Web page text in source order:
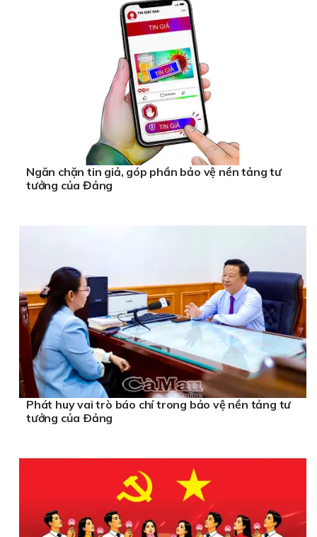
Ngăn chặn tin giả, góp phần bảo vệ nền tảng tư
tưởng của Đảng
Phát huy vai trò báo chí trong bảo vệ nền tảng tư
tưởng của Ðảng